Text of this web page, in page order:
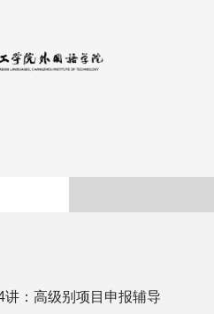
讲：高级别项目申报辅导